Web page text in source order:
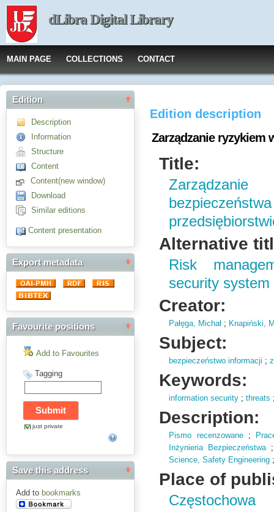
dLibra Digital Library
MAIN PAGE COLLECTIONS CONTACT
Edition
Description
Information
Structure
Content
Content(new window)
Download
Similar editions
Content presentation
Export metadata
Favourite positions
Add to Favourites
Tagging
just private
Save this address
Add to bookmarks
Edition description
Zarządzanie ryzykiem
Title:
Alternative
Risk
security
Creator:
Pałęga, Michał ; Knapiński,
Subject:
bezpieczeństwo informacji ;
Keywords:
information security ;threats
Description:
Pismo recenzowane;
Inżynieria Bezpieczeństwa
Science, Safety Engineering
Place of
Częstochowa